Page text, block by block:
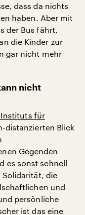
dass da nichts
haben. Aber mit
der Bus fährt,
die Kinder zur
gar nicht mehr
nicht
für
distanzierten Blick
Gegenden
es sonst schnell
die
und
persönliche
ist das eine